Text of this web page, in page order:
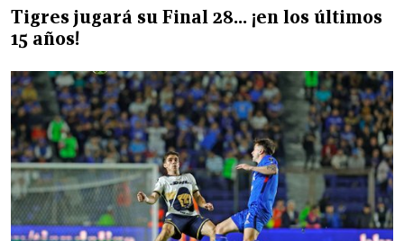
Tigres jugará su Final 28… ¡en los últimos
15 años!